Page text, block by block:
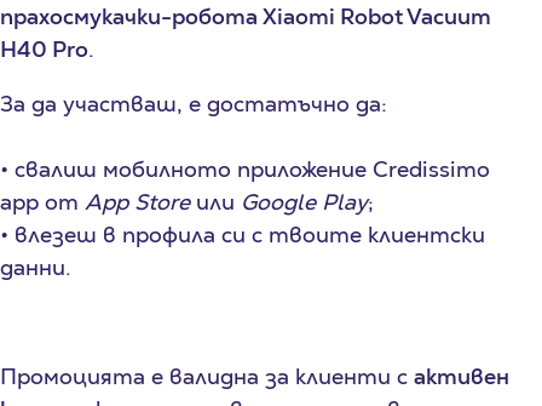
прахосмукачки-робота Xiaomi Robot Vacuum
H40 Pro.
За да участваш, е достатъчно да:
• свалиш мобилното приложение Credissimo
app от App Storeили Google Play;
• влезеш в профила си с твоите клиентски
данни.
Промоцията е валидна за клиенти с активен